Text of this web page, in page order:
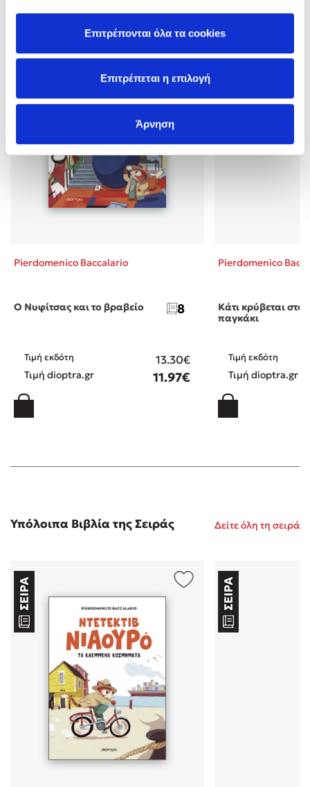
Επιτρέπονται όλα τα cookies
Επιτρέπεται η επιλογή
Άρνηση
Pierdomenico Baccalario
Ο Νυφίτσας και το βραβείο 8
Τιμή εκδότη 13.30€
Τιμή dioptra.gr 11.97€
Pierdomenico
Κάτι κρύβεται στο
παγκάκι
Τιμή εκδότη
Τιμή dioptra.gr
Υπόλοιπα Βιβλία της Σειράς Δείτε όλη τη σειρά